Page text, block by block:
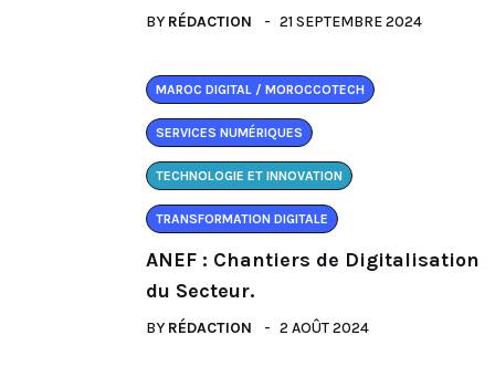
BY RÉDACTION 21 SEPTEMBRE 2024
MAROC DIGITAL / MOROCCOTECH
SERVICES NUMÉRIQUES
TECHNOLOGIE ET INNOVATION
TRANSFORMATION DIGITALE
ANEF : Chantiers de Digitalisation
du Secteur.
BY RÉDACTION 2 AOÛT 2024